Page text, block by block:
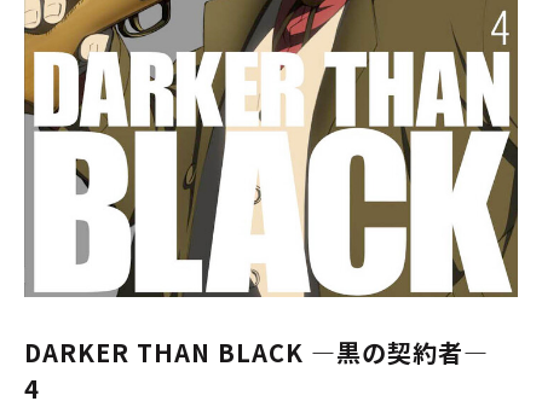
DARKER THAN BLACK —黒の契約者—
4